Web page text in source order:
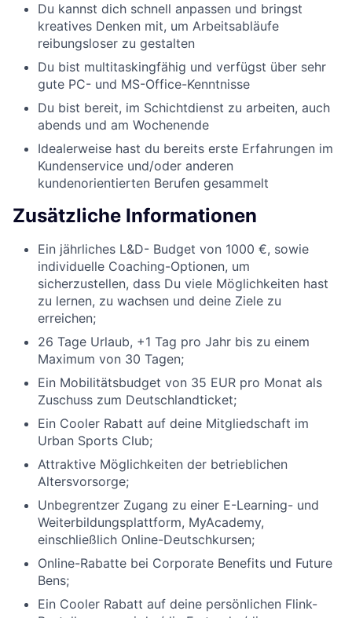
Du kannst dich schnell anpassen und bringst
kreatives Denken mit, um Arbeitsabläufe
reibungsloser zu gestalten
Du bist multitaskingfähig und verfügst über sehr
gute PC- und MS-Office-Kenntnisse
Du bist bereit, im Schichtdienst zu arbeiten, auch
abends und am Wochenende
Idealerweise hast du bereits erste Erfahrungen im
Kundenservice und/oder anderen
kundenorientierten Berufen gesammelt
Zusätzliche Informationen
Ein jährliches L&D- Budget von 1000 €, sowie
individuelle Coaching-Optionen, um
sicherzustellen, dass Du viele Möglichkeiten hast
zu lernen, zu wachsen und deine Ziele zu
erreichen;
26 Tage Urlaub, +1 Tag pro Jahr bis zu einem
Maximum von 30 Tagen;
Ein Mobilitätsbudget von 35 EUR pro Monat als
Zuschuss zum Deutschlandticket;
Ein Cooler Rabatt auf deine Mitgliedschaft im
Urban Sports Club;
Attraktive Möglichkeiten der betrieblichen
Altersvorsorge;
Unbegrentzer Zugang zu einer E-Learning- und
Weiterbildungsplattform, MyAcademy,
einschließlich Online-Deutschkursen;
Online-Rabatte bei Corporate Benefits und Future
Bens;
Ein Cooler Rabatt auf deine persönlichen Flink-